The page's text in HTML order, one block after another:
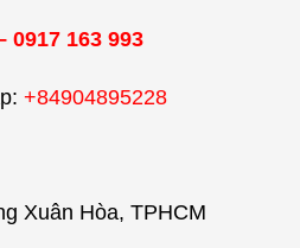
0917 163 993
+84904895228
Xuân Hòa, TPHCM